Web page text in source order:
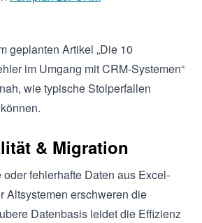
geplanten Artikel „Die 10
im Umgang mit CRM-Systemen“
wie typische Stolperfallen
& Migration
fehlerhafte Daten aus Excel-
Altsystemen erschweren die
Datenbasis leidet die Effizienz